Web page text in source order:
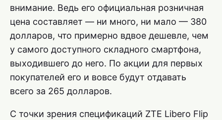
внимание. Ведь его официальная розничная
цена составляет — ни много, ни мало — 380
долларов, что примерно вдвое дешевле, чем
у самого доступного складного смартфона,
выходившего до него. По акции для первых
покупателей его и вовсе будут отдавать
всего за 265 долларов.
С точки зрения спецификаций ZTE Libero Flip